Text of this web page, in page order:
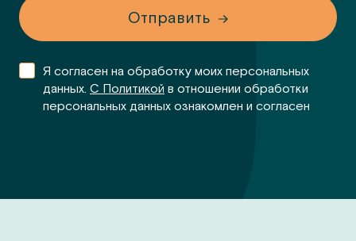
Отправить
Я согласен на обработку моих персональных
данных. С Политикой в отношении обработки
персональных данных ознакомлен и согласен